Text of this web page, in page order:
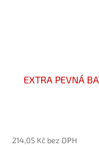
EXTRA PEVNÁ
produktu
214,05 Kč bez DPH